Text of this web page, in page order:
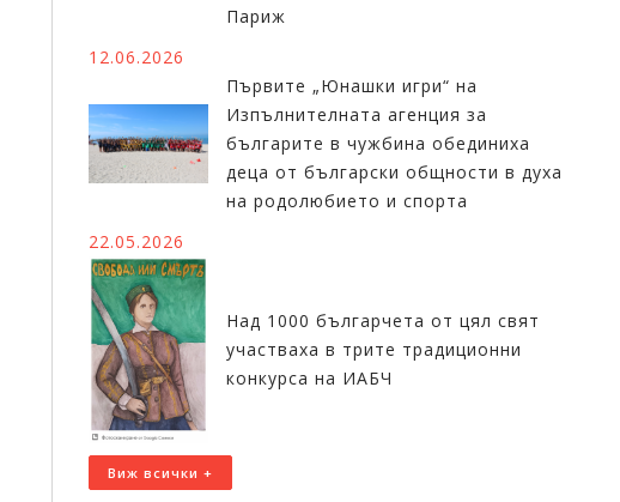
Париж
12.06.2026
Първите „Юнашки игри“ на
Изпълнителната агенция за
българите в чужбина обединиха
деца от български общности в духа
на родолюбието и спорта
22.05.2026
Над 1000 българчета от цял свят
участваха в трите традиционни
конкурса на ИАБЧ
Виж всички +